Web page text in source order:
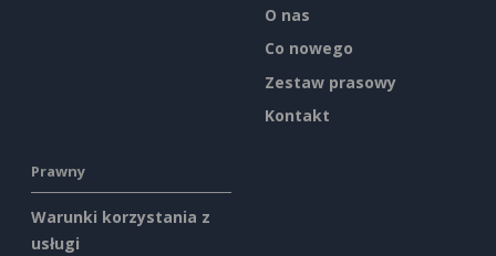
O nas
Co nowego
Zestaw prasowy
Kontakt
Prawny
Warunki korzystania z
usługi